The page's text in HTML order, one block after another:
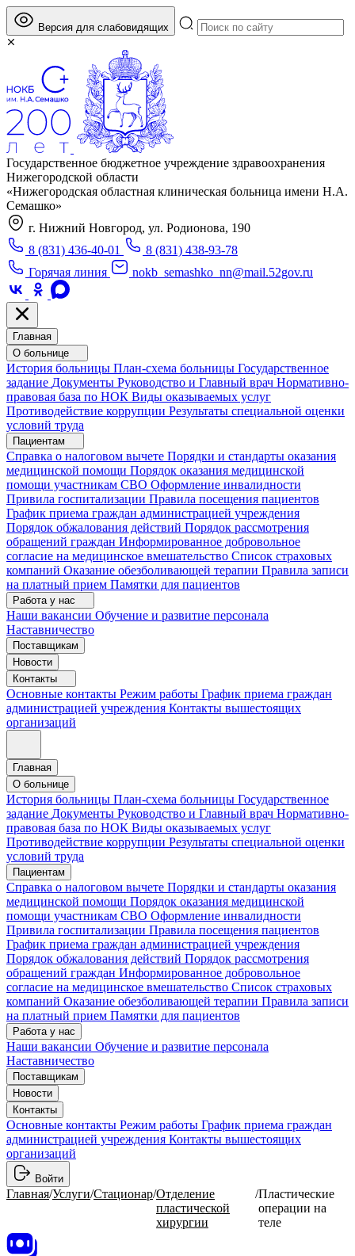
Версия для слабовидящих
Государственное бюджетное учреждение здравоохранения
Нижегородской области
«Нижегородская областная клиническая больница имени Н.А.
Семашко»
г. Нижний Новгород, ул. Родионова, 190
8 (831) 436-40-01
8 (831) 438-93-78
Горячая линия
nokb_semashko_nn@mail.52gov.ru
Главная
О больнице
История больницы План-схема больницы Государственное
задание Документы Руководство и Главный врач Нормативно-
правовая база по НОК Виды оказываемых услуг
Противодействие коррупции Результаты специальной оценки
условий труда
Пациентам
Справка о налоговом вычете Порядки и стандарты оказания
медицинской помощи Порядок оказания медицинской
помощи участникам СВО Оформление инвалидности
Привила госпитализации Правила посещения пациентов
График приема граждан администрацией учреждения
Порядок обжалования действий Порядок рассмотрения
обращений граждан Информированное добровольное
согласие на медицинское вмешательство Список страховых
компаний Оказание обезболивающей терапии Правила записи
на платный прием Памятки для пациентов
Работа у нас
Наши вакансии Обучение и развитие персонала
Наставничество
Поставщикам
Новости
Контакты
Основные контакты Режим работы График приема граждан
администрацией учреждения Контакты вышестоящих
организаций
Главная
О больнице
История больницы План-схема больницы Государственное
задание Документы Руководство и Главный врач Нормативно-
правовая база по НОК Виды оказываемых услуг
Противодействие коррупции Результаты специальной оценки
условий труда
Пациентам
Справка о налоговом вычете Порядки и стандарты оказания
медицинской помощи Порядок оказания медицинской
помощи участникам СВО Оформление инвалидности
Привила госпитализации Правила посещения пациентов
График приема граждан администрацией учреждения
Порядок обжалования действий Порядок рассмотрения
обращений граждан Информированное добровольное
согласие на медицинское вмешательство Список страховых
компаний Оказание обезболивающей терапии Правила записи
на платный прием Памятки для пациентов
Работа у нас
Наши вакансии Обучение и развитие персонала
Наставничество
Поставщикам
Новости
Контакты
Основные контакты Режим работы График приема граждан
администрацией учреждения Контакты вышестоящих
организаций
Войти
Главная/Услуги/Стационар/Отделение
пластической
хирургии
/Пластические
операции на
теле